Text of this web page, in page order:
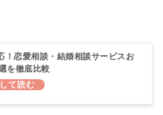
！恋愛相談・結婚相談サービスお
を徹底比較